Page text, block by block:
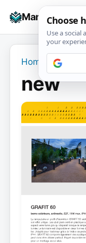
Manuals+
Home new
new